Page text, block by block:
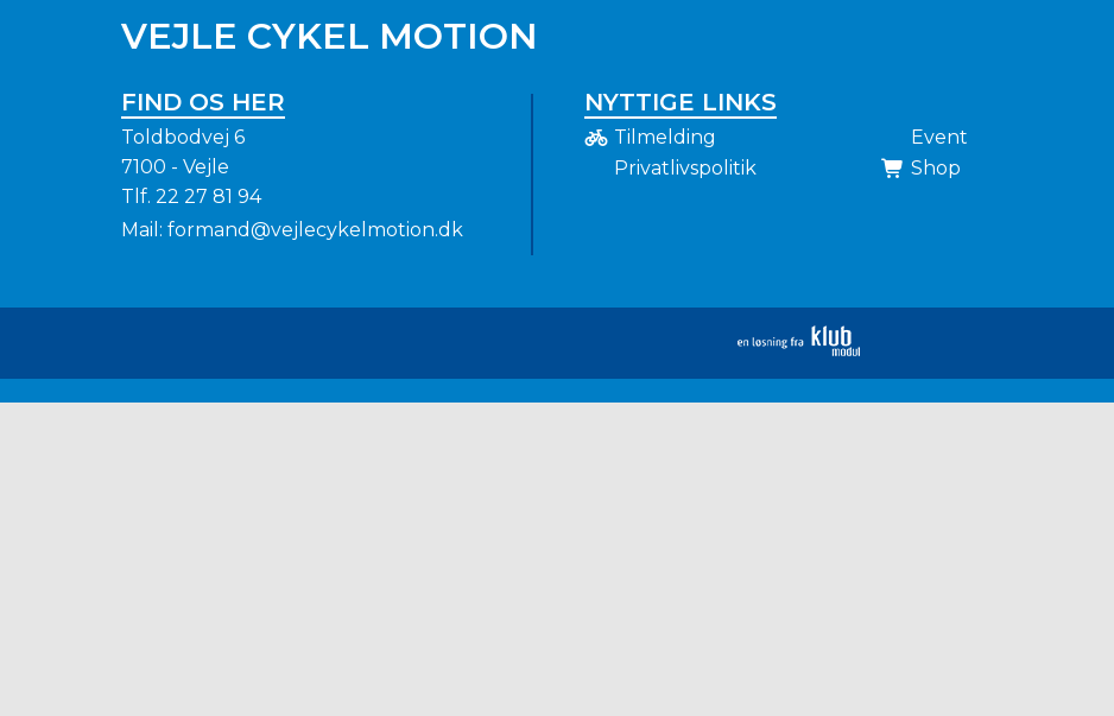
VEJLE CYKEL MOTION
FIND OS HER
Toldbodvej 6
7100 - Vejle
Tlf. 22 27 81 94
Mail: formand@vejlecykelmotion.dk
NYTTIGE LINKS
Tilmelding Event
Privatlivspolitik
Shop